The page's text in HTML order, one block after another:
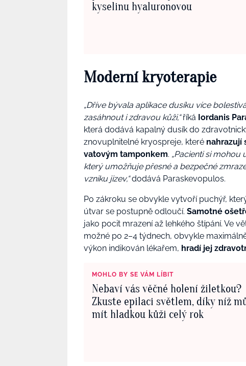
kyselinu hyaluronovou
Moderní kryoterapie
„Dříve bývala aplikace dusíku více
zasáhnout i zdravou kůži,“říká Iordanis
která dodává kapalný dusík do
znovuplnitelné kryospreje, které nahrazují
vatovým tamponkem. „Pacienti si mohou
který umožňuje přesné a bezpečné
vzniku jizev,“dodává Paraskevopulos.
Po zákroku se obvykle vytvoří puchýř,
útvar se postupně odloučí. Samotné
jako pocit mrazení až lehkého štípání. Ve
možné po 2–4 týdnech, obvykle
výkon indikován lékařem, hradí jej
MOHLO BY SE VÁM LÍBIT
Nebaví vás věčné holení žiletkou?
Zkuste epilaci světlem, díky níž
mít hladkou kůži celý rok